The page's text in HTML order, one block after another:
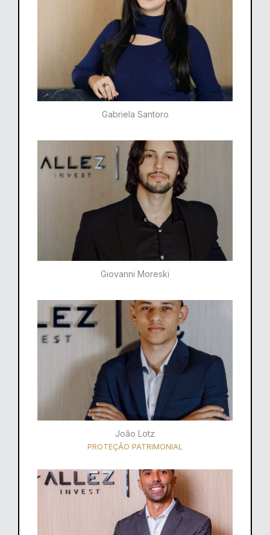
Gabriela Santoro​
Giovanni Moreski
João Lotz
PROTEÇÃO PATRIMONIAL